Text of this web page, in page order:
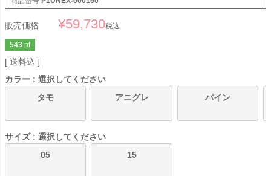
販売価格 ¥59,730税込
543 pt
送料込
カラー
選択してください
タモ
アニグレ パイン
サイズ
選択してください
05
15